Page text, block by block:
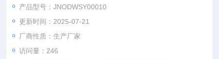
机构、药企及医疗机构提供覆盖动物模型构建、药效评价、数据
分析与成果转化的一站式解决方案，助力客户突破科研瓶颈，加
速创新成果落地。
产品型号：JNODWSY00010
更新时间：2025-07-21
厂商性质：生产厂家
访问量：246